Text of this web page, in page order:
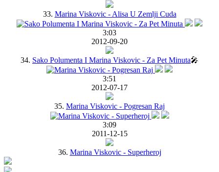
33. Marina Viskovic - Alisa U Zemlji Cuda
3:03
2012-09-20
34. Sako Polumenta I Marina Viskovic - Za Pet Minuta🎤
3:51
2012-07-17
35. Marina Viskovic - Pogresan Raj
3:09
2011-12-15
36. Marina Viskovic - Superheroj